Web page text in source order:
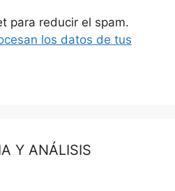
para reducir el spam.
los datos de tus
Y ANÁLISIS